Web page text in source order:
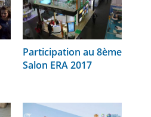
Participation au 8ème
Salon ERA 2017